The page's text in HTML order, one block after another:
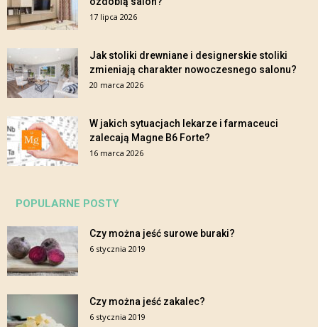
17 lipca 2026
Jak stoliki drewniane i designerskie stoliki
zmieniają charakter nowoczesnego salonu?
20 marca 2026
W jakich sytuacjach lekarze i farmaceuci
zalecają Magne B6 Forte?
16 marca 2026
POPULARNE POSTY
Czy można jeść surowe buraki?
6 stycznia 2019
Czy można jeść zakalec?
6 stycznia 2019